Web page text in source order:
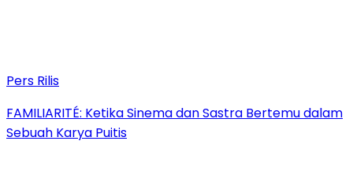
Pers Rilis
FAMILIARITÉ: Ketika Sinema dan Sastra Bertemu dalam
Sebuah Karya Puitis